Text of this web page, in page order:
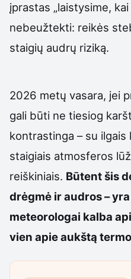
įprastas „laistysime,
nebeužtekti: reikės
staigių audrų riziką.
2026 metų vasara, jei
gali būti ne tiesiog
kontrastinga – su
staigiais atmosferos
reiškiniais. Būtent šis
drėgmė ir audros –
meteorologai kalba
vien apie aukštą